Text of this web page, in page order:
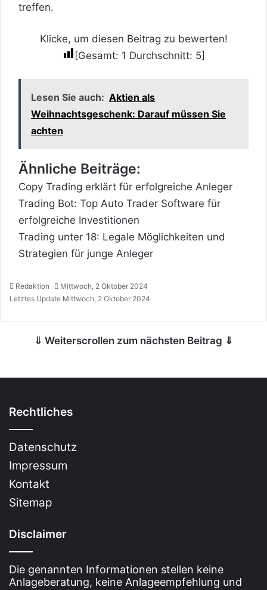
treffen.
Klicke, um diesen Beitrag zu bewerten!
[Gesamt: 1 Durchschnitt: 5]
Lesen Sie auch: Aktien als
Weihnachtsgeschenk: Darauf müssen Sie
achten
Ähnliche Beiträge:
Copy Trading erklärt für erfolgreiche Anleger
Trading Bot: Top Auto Trader Software für
erfolgreiche Investitionen
Trading unter 18: Legale Möglichkeiten und
Strategien für junge Anleger
Redaktion
Mittwoch, 2 Oktober 2024
Letztes Update Mittwoch, 2 Oktober 2024
⇓ Weiterscrollen zum nächsten Beitrag ⇓
Rechtliches
Datenschutz
Impressum
Kontakt
Sitemap
Disclaimer
Die genannten Informationen stellen keine
Anlageberatung, keine Anlageempfehlung und